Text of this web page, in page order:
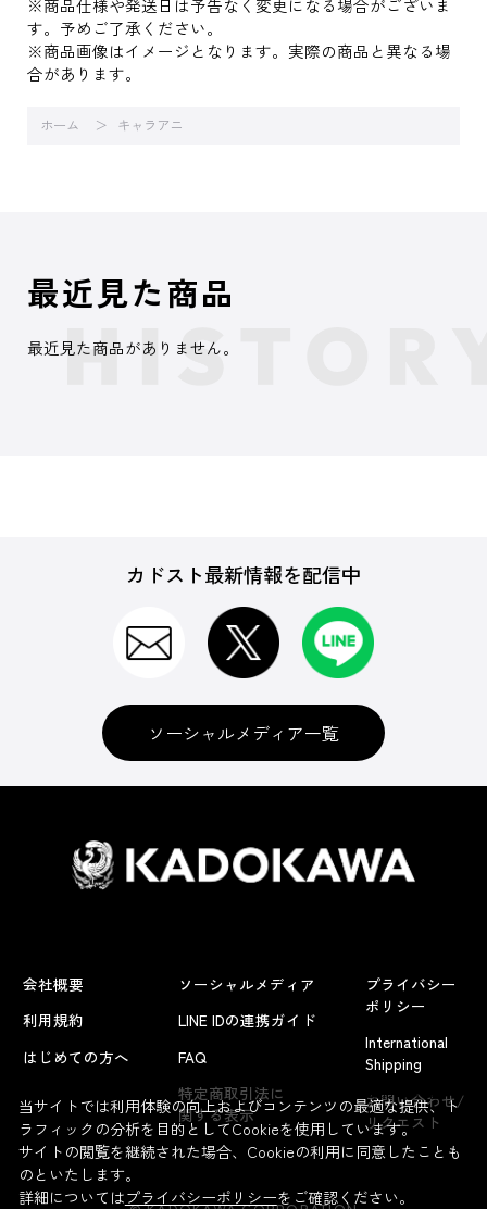
※商品仕様や発送日は予告なく変更になる場合がございま
す。予めご了承ください。
※商品画像はイメージとなります。実際の商品と異なる場
合があります。
ホーム キャラアニ
よくあるお問い合わせ
最近見た商品
最近見た商品がありません。
カドスト最新情報を配信中
ソーシャルメディア一覧
会社概要
利用規約
はじめての方へ
ソーシャルメディア
LINE IDの連携ガイド
FAQ
特定商取引法に
関する表示
プライバシー
ポリシー
International
Shipping
お問い合わせ/
リクエスト
当サイトでは利用体験の向上およびコンテンツの最適な提供、ト
ラフィックの分析を目的としてCookieを使用しています。
サイトの閲覧を継続された場合、Cookieの利用に同意したことも
のといたします。
詳細についてはプライバシーポリシーをご確認ください。